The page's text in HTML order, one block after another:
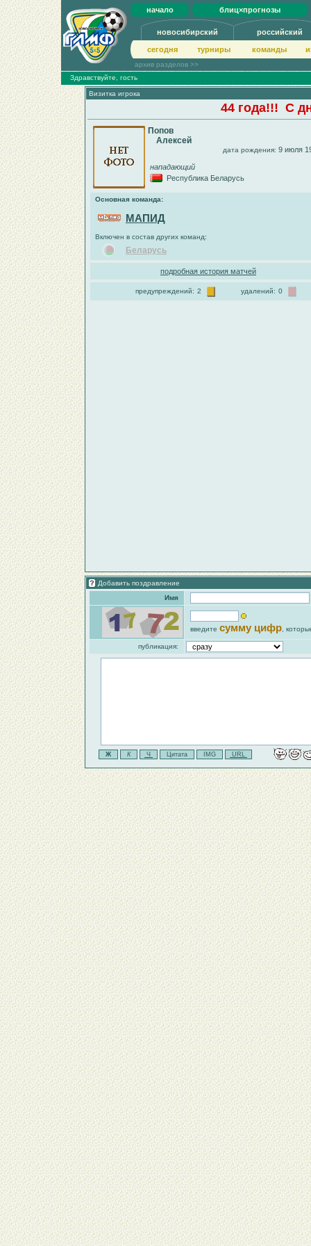
начало блиц×прогнозы
новосибирский российский
сегодня турниры команды
архив разделов >>
Здравствуйте, гость
Визитка игрока
44 года!!! С
Попов
Алексей
дата рождения: 9 июля
нападающий
Республика Беларусь
Основная команда:
МАПИД
Включен в состав других команд:
Беларусь
подробная история матчей
предупреждений: 2 удалений: 0
Добавить поздравление
Имя
введите сумму цифр ,
публикация: